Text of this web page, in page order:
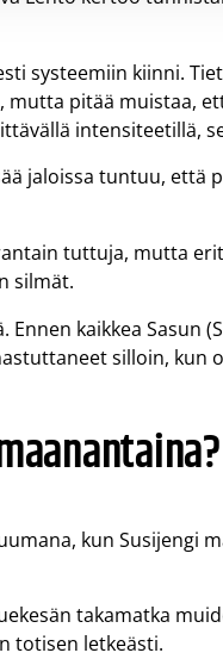
systeemiin kiinni.
mutta pitää muistaa,
intensiteetillä,
jaloissa tuntuu,
tuttuja, mutta
silmät.
Ennen kaikkea Sasun
silloin, kun
kun Susijengi
takamatka
totisen letkeästi.